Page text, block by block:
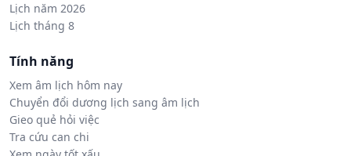
Lịch năm 2026
Lịch tháng 8
Tính năng
Xem âm lịch hôm nay
Chuyển đổi dương lịch sang âm lịch
Gieo quẻ hỏi việc
Tra cứu can chi